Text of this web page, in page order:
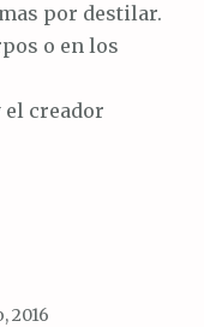
por destilar.
o en los
el creador
2016